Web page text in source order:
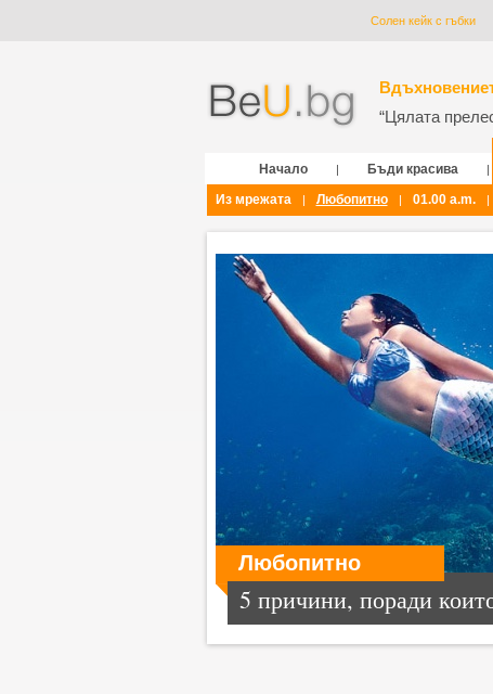
Солен кейк с гъбки
“Цялата
Начало | Бъди красива |
Из мрежата
| Любопитно | 01.00 a.m. |
Любопитно
5 причини, поради